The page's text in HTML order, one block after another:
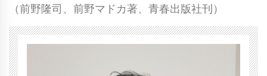
（前野隆司、前野マドカ著、青春出版社刊）